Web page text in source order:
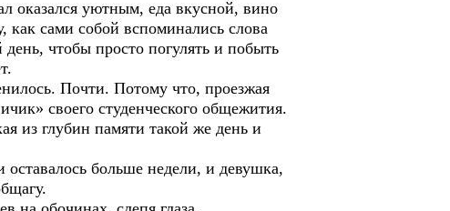
оказался уютным, еда вкусной, вино
сами собой вспоминались слова
чтобы просто погулять и побыть
Почти. Потому что, проезжая
своего студенческого общежития.
из глубин памяти такой же день и
оставалось больше недели, и девушка,